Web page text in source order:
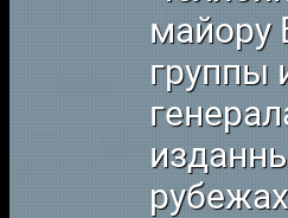
майору
группы